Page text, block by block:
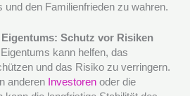
und den Familienfrieden zu wahren.
Schutz vor Risiken
kann helfen, das
und das Risiko zu verringern.
anderen Investoren oder die